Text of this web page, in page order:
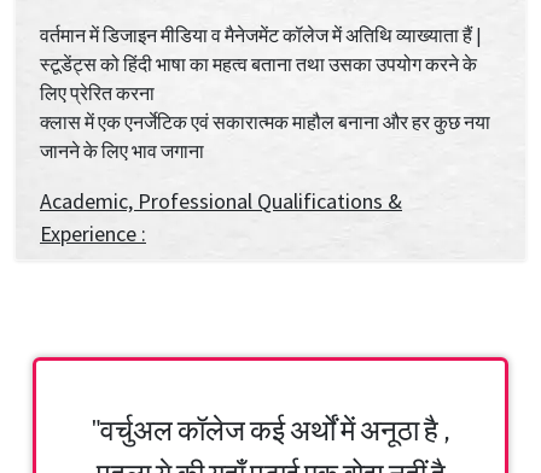
वर्तमान में डिजाइन मीडिया व मैनेजमेंट कॉलेज में अतिथि व्याख्याता हैं |
स्टूडेंट्स को हिंदी भाषा का महत्व बताना तथा उसका उपयोग करने के
लिए प्रेरित करना
क्लास में एक एनर्जेटिक एवं सकारात्मक माहौल बनाना और हर कुछ नया
जानने के लिए भाव जगाना
Academic, Professional Qualifications &
Experience :
उषा, शुभतारिका,
● अर्पण-समर्पण, इंडिया-टुडे, अहा जिन्दगी, कथासागर, अहल्या,
"वर्चुअल कॉलेज कई अर्थों में अनूठा है ,